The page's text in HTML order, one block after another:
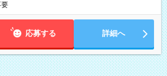
要
応募する 詳細へ